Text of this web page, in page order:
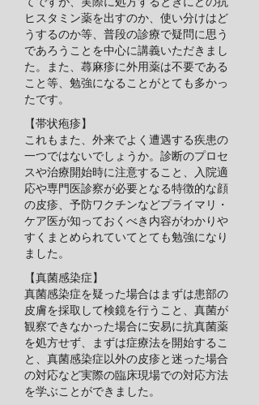
ヒスタミン薬を出すのか、使い分けはど
うするのか等、普段の診療で疑問に思う
であろうことを中心に講義いただきまし
た。また、蕁麻疹に外用薬は不要である
こと等、勉強になることがとても多かっ
たです。
【帯状疱疹】
これもまた、外来でよく遭遇する疾患の
一つではないでしょうか。診断のプロセ
スや治療開始時に注意すること、入院適
応や専門医診察が必要となる特徴的な顔
の皮疹、予防ワクチンなどプライマリ・
ケア医が知っておくべき内容がわかりや
すくまとめられていてとても勉強になり
ました。
【真菌感染症】
真菌感染症を疑った場合はまずは患部の
皮膚を採取して検鏡を行うこと、真菌が
観察できなかった場合に安易に抗真菌薬
を処方せず、まずは症療法を開始するこ
と、真菌感染症以外の皮疹と迷った場合
の対応など実際の臨床現場での対応方法
を学ぶことができました。